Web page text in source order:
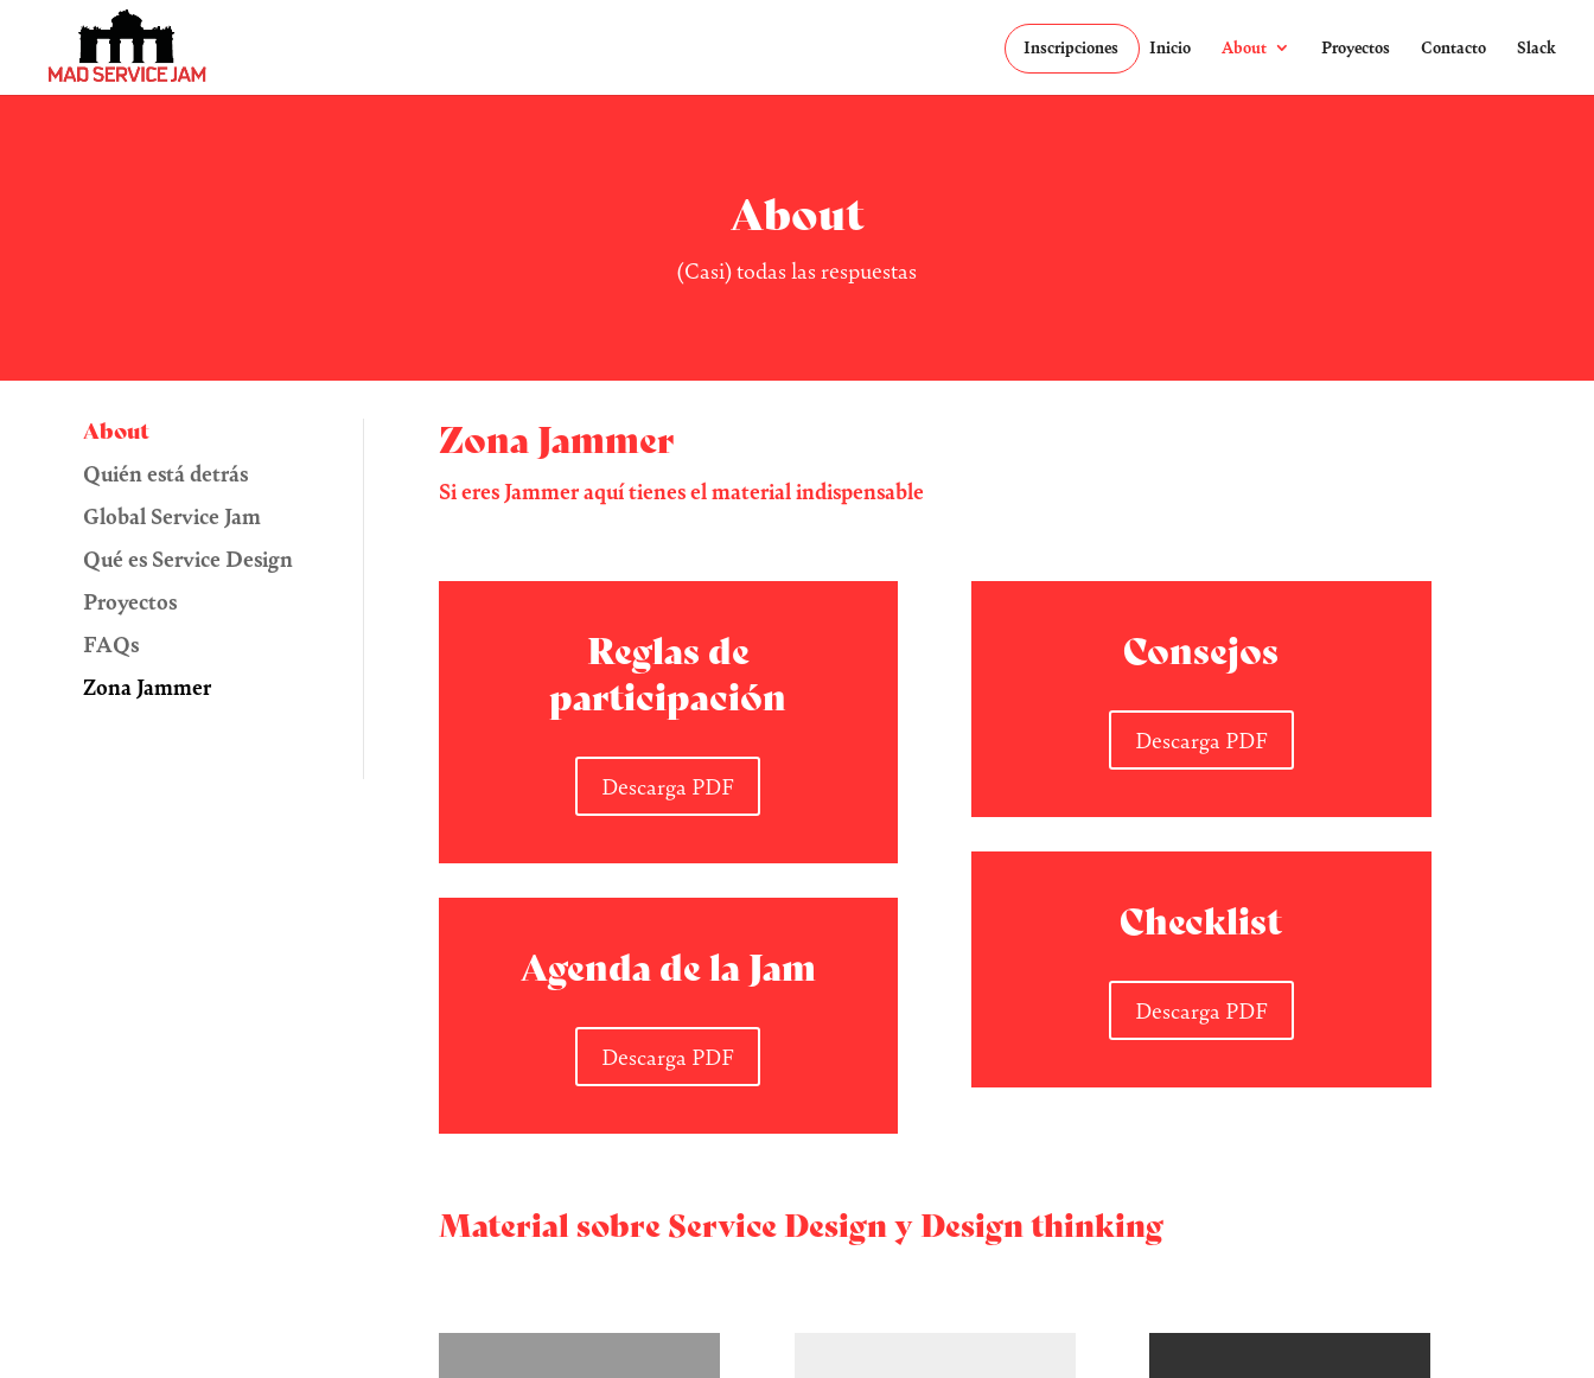
Inscripciones Inicio About Proyectos Contacto Slack
About
(Casi) todas las respuestas
About
Quién está detrás
Global Service Jam
Qué es Service Design
Proyectos
FAQs
Zona Jammer
Zona Jammer
Si eres Jammer aquí tienes el material indispensable
Reglas de
participación
Descarga PDF
Agenda de la Jam
Descarga PDF
Consejos
Descarga PDF
Checklist
Descarga PDF
Material sobre Service Design y Design thinking